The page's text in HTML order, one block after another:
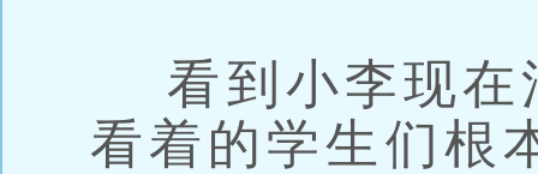
看到小李现在
看着的学生们根